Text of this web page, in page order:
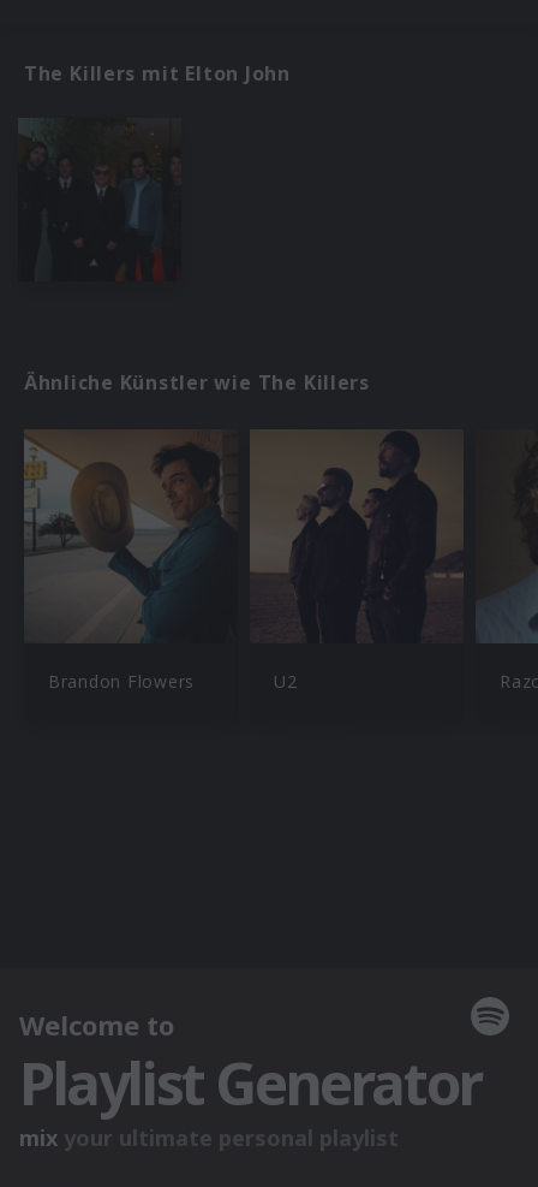
The Killers mit Elton John
Ähnliche Künstler wie The Killers
Brandon Flowers U2